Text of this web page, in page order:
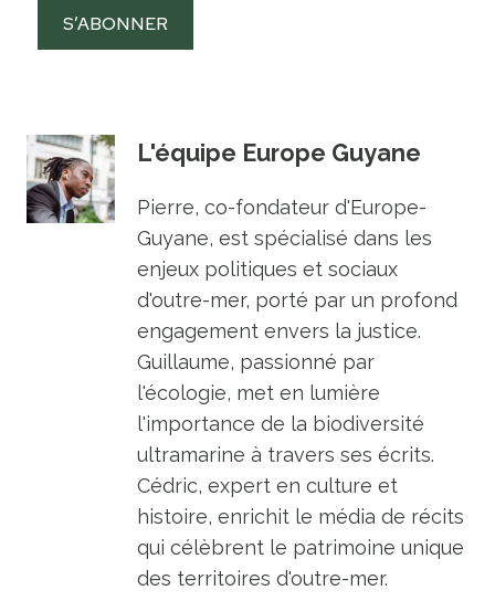
S’ABONNER
L'équipe Europe Guyane
Pierre, co-fondateur d'Europe-
Guyane, est spécialisé dans les
enjeux politiques et sociaux
d'outre-mer, porté par un profond
engagement envers la justice.
Guillaume, passionné par
l'écologie, met en lumière
l'importance de la biodiversité
ultramarine à travers ses écrits.
Cédric, expert en culture et
histoire, enrichit le média de récits
qui célèbrent le patrimoine unique
des territoires d'outre-mer.